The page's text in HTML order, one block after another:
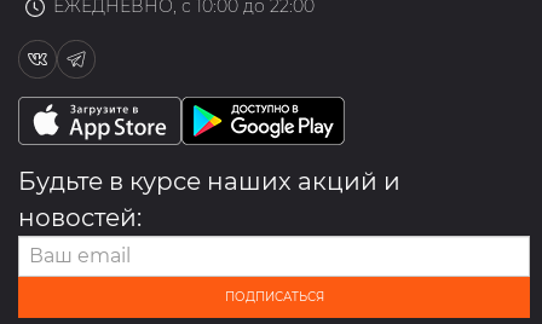
ЕЖЕДНЕВНО, с 10:00 до 22:00
Будьте в курсе наших акций и
новостей:
ПОДПИСАТЬСЯ